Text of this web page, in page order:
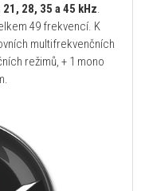
28, 35 a 45 kHz.
49 frekvencí. K
multifrekvenčních
režimů, + 1 mono